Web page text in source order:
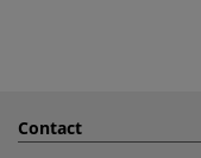
Contact